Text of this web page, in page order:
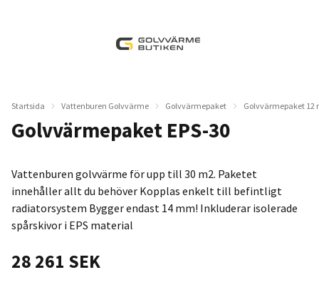
Startsida Vattenburen Golvvärme Golvvärmepaket Golvvärmepaket 12
Golvvärmepaket EPS-30
Vattenburen golvvärme för upp till 30 m2. Paketet
innehåller allt du behöver Kopplas enkelt till befintligt
radiatorsystem Bygger endast 14 mm! Inkluderar isolerade
spårskivor i EPS material
28 261 SEK